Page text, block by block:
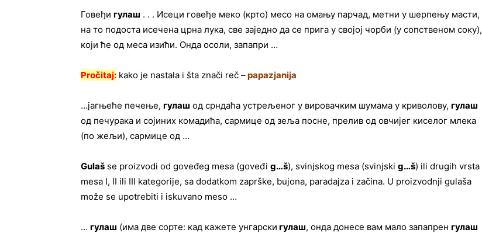
Говеђи гулаш . . . Исеци говеђе меко (крто) месо на омању парчад, метни у шерпењу масти,
на то подоста исечена црна лука, све заједно да се прига у својој чорби (у сопственом соку),
који ће од меса изићи. Онда осоли, запапри …
Pročitaj: kako je nastala i šta znači reč –papazjanija
…јагњеће печење, гулаш од срндаћа устрељеног у вировачким шумама у криволову, гулаш
од печурака и сојиних комадића, сармице од зеља посне, прелив од овчијег киселог млека
(по жељи), сармице од …
Gulaš se proizvodi od goveđeg mesa (goveđi g…š), svinjskog mesa (svinjski g…š) ili drugih vrsta
mesa I, II ili III kategorije, sa dodatkom zaprške, bujona, paradajza i začina. U proizvodnji gulaša
može se upotrebiti i iskuvano meso …
… гулаш (има две сорте: кад кажете унгарски гулаш, онда донесе вам мало запапрен гулаш